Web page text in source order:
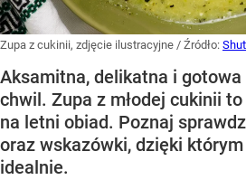
Zupa z cukinii, zdjęcie ilustracyjne / Źródło:
Aksamitna, delikatna i
chwil. Zupa z młodej cukinii
na letni obiad. Poznaj
oraz wskazówki, dzięki
idealnie.